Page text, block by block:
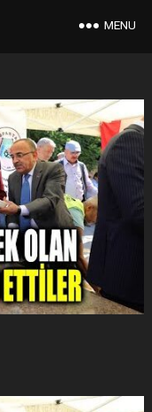
MENU